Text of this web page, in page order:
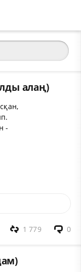
алаң)
-
0
1 779